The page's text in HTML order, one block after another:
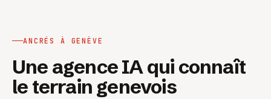
ANCRÉS À GENÈVE
Une agence IA qui connaît
le terrain genevois